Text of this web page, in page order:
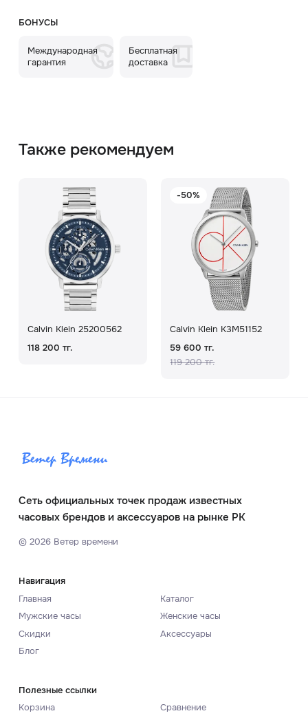
БОНУСЫ
Международная
гарантия
Бесплатная
доставка
Также рекомендуем
Calvin Klein 25200562
118 200 тг.
-50%
Calvin Klein K3M51152
59 600 тг.
119 200 тг.
Сеть официальных точек продаж известных
часовых брендов и аксессуаров на рынке РК
© 2026Ветер времени
Навигация
Главная
Каталог
Мужские часы
Женские часы
Скидки
Аксессуары
Блог
Полезные ссылки
Корзина
Сравнение